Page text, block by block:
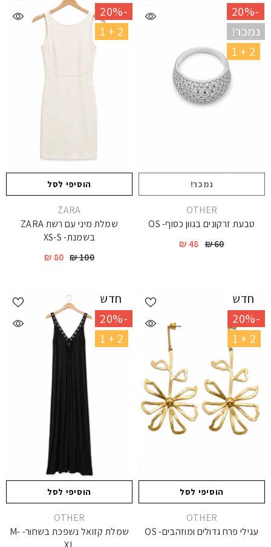
-20%
נמכר!
2 + 1
נמכר!
OTHER
טבעת זרקונים בגוון כסוף- OS
60 ₪
48 ₪
-20%
2 + 1
הוסיפי לסל
ZARA
שמלת מיני עם רשת ZARA
בשמנת- XS-S
100 ₪
80 ₪
חדש
-20%
2 + 1
הוסיפי לסל
OTHER
עגילי פרח גדולים ומוזהבים- OS
חדש
-20%
2 + 1
הוסיפי לסל
OTHER
שמלת קזואל נשפכת בשחור- M-